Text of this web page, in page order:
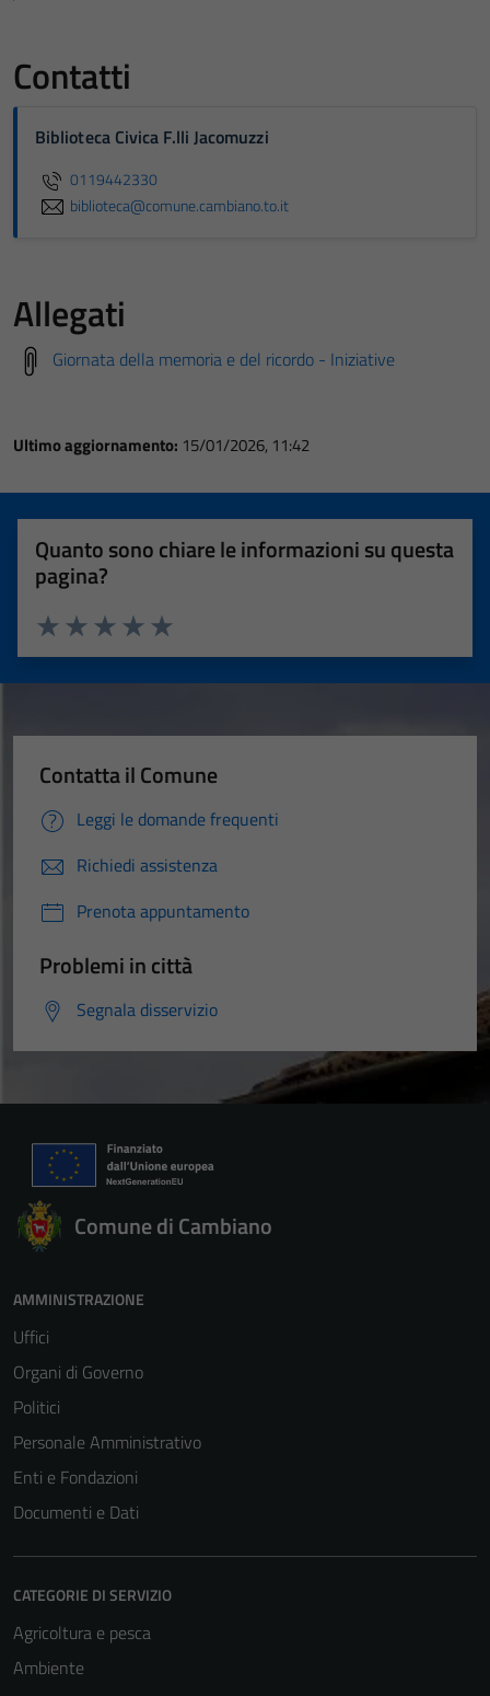
Contatti
Biblioteca Civica F.lli Jacomuzzi
0119442330
biblioteca@comune.cambiano.to.it
Allegati
Giornata della memoria e del ricordo - Iniziative
Ultimo aggiornamento: 15/01/2026, 11:42
Quanto sono chiare le informazioni su questa
pagina?
Valuta 5 stelle su 5
Valuta 4 stelle su 5
Valuta 3 stelle su 5
Valuta 2 stelle su 5
Valuta 1 stelle su 5
Contatta il Comune
Leggi le domande frequenti
Richiedi assistenza
Prenota appuntamento
Problemi in città
Segnala disservizio
Comune di Cambiano
AMMINISTRAZIONE
Uffici
Organi di Governo
Politici
Personale Amministrativo
Enti e Fondazioni
Documenti e Dati
CATEGORIE DI SERVIZIO
Agricoltura e pesca
Ambiente